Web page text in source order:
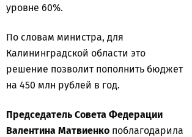
уровне 60%.
По словам министра, для
Калининградской области это
решение позволит пополнить бюджет
на 450 млн рублей в год.
Председатель Совета Федерации
Валентина Матвиенко поблагодарила